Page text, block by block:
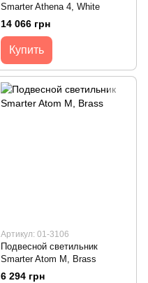
Smarter Athena 4, White
14 066 грн
Купить
Артикул: 01-3106
Подвесной светильник
Smarter Atom M, Brass
6 294 грн